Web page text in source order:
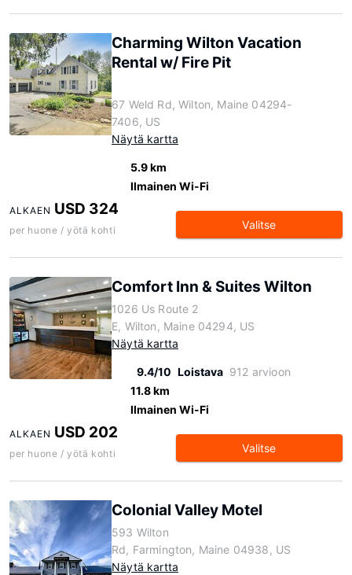
Charming Wilton Vacation
Rental w/ Fire Pit
67 Weld Rd, Wilton, Maine 04294-
7406, US
Näytä kartta
5.9 km
Ilmainen Wi-Fi
ALKAEN USD 324
per huone / yötä kohti Valitse
Comfort Inn & Suites Wilton
1026 Us Route 2
E, Wilton, Maine 04294, US
Näytä kartta
9.4/10 Loistava 912 arvioon
11.8 km
Ilmainen Wi-Fi
ALKAEN USD 202
per huone / yötä kohti Valitse
Colonial Valley Motel
593 Wilton
Rd, Farmington, Maine 04938, US
Näytä kartta